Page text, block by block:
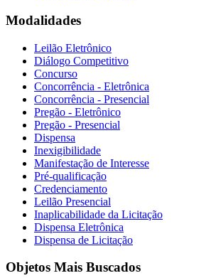
Modalidades
Leilão Eletrônico
Diálogo Competitivo
Concurso
Concorrência - Eletrônica
Concorrência - Presencial
Pregão - Eletrônico
Pregão - Presencial
Dispensa
Inexigibilidade
Manifestação de Interesse
Pré-qualificação
Credenciamento
Leilão Presencial
Inaplicabilidade da Licitação
Dispensa Eletrônica
Dispensa de Licitação
Objetos Mais Buscados